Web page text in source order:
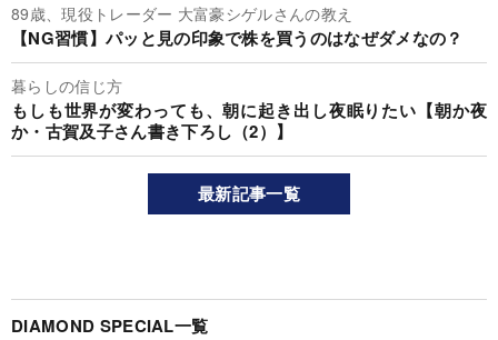
89歳、現役トレーダー 大富豪シゲルさんの教え
【NG習慣】パッと見の印象で株を買うのはなぜダメなの？
暮らしの信じ方
もしも世界が変わっても、朝に起き出し夜眠りたい【朝か夜
か・古賀及子さん書き下ろし（2）】
最新記事一覧
DIAMOND SPECIAL一覧